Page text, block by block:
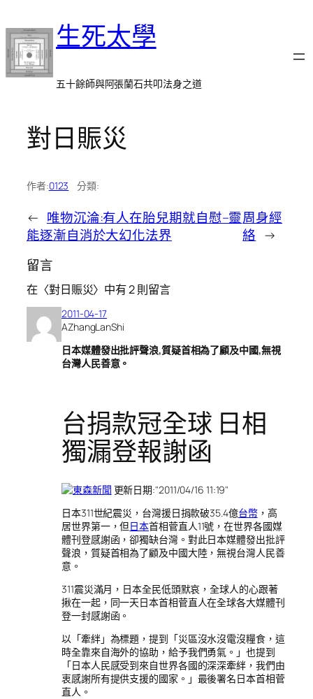
至
主
要
內
生死太學
五十餘師與阿張蘭石共叩法身之道
對日賑災
作者:0123 分類:
← 唯物沉淪:有人在胎兒期就自慰–靈
能逐漸自消於大幻化法界
周身經
絡 →
留言
在〈對日賑災〉中有 2 則留言
2011-04-17
AZhangLanShi
日本媒體發出批評聲浪,質疑首相為了顧及中國,無視
台灣人民善意。
台捐款冠全球 日相
獨漏登報謝函
更新日期: 2011/04/16 11:19
日本311世紀震災，台灣援日捐款破35.4億台幣，高
居世界第一，但日本首相菅直人11號，在世界各國媒
體刊登感謝函，卻獨缺台灣。對此日本媒體發出批評
聲浪，質疑首相為了顧及中國大陸，無視台灣人民善
意。
311震災滿月，日本全民低頭默哀，全球人的心跟著
揪在一起，同一天日本首相菅直人在全球各大媒體刊
登一封感謝函。
以「牽絆」為標題，提到「災區沒水沒電沒糧食，這
時全靠來自海外的協助，給予我們勇氣。」也提到
「日本人民感受到來自世界各國的深深牽絆，我們由
衷感謝所有提供支援的國家。」最後署名日本首相菅
直人。